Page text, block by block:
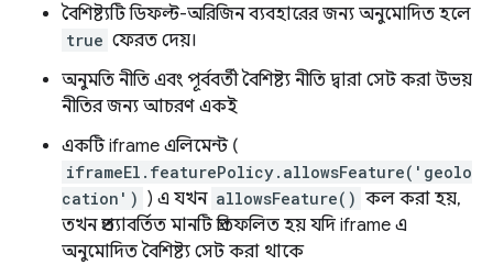
বৈশিষ্ট্যটি ডিফল্ট-অরিজিন ব্যবহারের জন্য অনুমোদিত হলে
true ফেরত দেয়।
অনুমতি নীতি এবং পূর্ববর্তী বৈশিষ্ট্য নীতি দ্বারা সেট করা উভয়
নীতির জন্য আচরণ একই
একটি iframe এলিমেন্ট (
iframeEl.featurePolicy.allowsFeature('geolo
cation') ) এ যখন allowsFeature() কল করা হয়,
তখন প্রত্যাবর্তিত মানটি প্রতিফলিত হয় যদি iframe এ
অনুমোদিত বৈশিষ্ট্য সেট করা থাকে